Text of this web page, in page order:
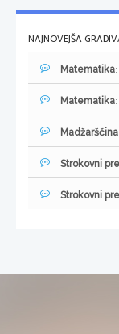
NAJNOVEJŠA
Matematika
Matematika
Madžarščina
Strokovni
Strokovni